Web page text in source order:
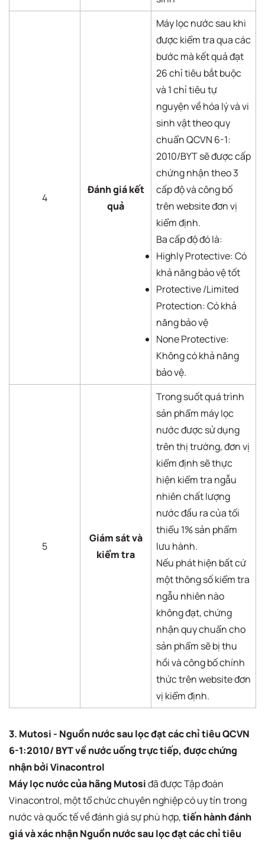
4
Đánh giá kết
quả
Máy lọc nước sau khi
được kiểm tra qua các
bước mà kết quả đạt
26 chỉ tiêu bắt buộc
và 1 chỉ tiêu tự
nguyện về hóa lý và vi
sinh vật theo quy
chuẩn QCVN 6-1:
2010/BYT sẽ được cấp
chứng nhận theo 3
cấp độ và công bố
trên website đơn vị
kiểm định.
Ba cấp độ đó là:
Highly Protective: Có
khả năng bảo vệ tốt
Protective /Limited
Protection: Có khả
năng bảo vệ
None Protective:
Không có khả năng
bảo vệ.
5
Giám sát và
kiểm tra
Trong suốt quá trình
sản phẩm máy lọc
nước được sử dụng
trên thị trường, đơn vị
kiểm định sẽ thực
hiện kiểm tra ngẫu
nhiên chất lượng
nước đầu ra của tối
thiểu 1% sản phẩm
lưu hành.
Nếu phát hiện bất cứ
một thông số kiểm tra
ngẫu nhiên nào
không đạt, chứng
nhận quy chuẩn cho
sản phẩm sẽ bị thu
hồi và công bố chính
thức trên website đơn
vị kiểm định.
3. Mutosi - Nguồn nước sau lọc đạt các chỉ tiêu QCVN
6-1:2010/ BYT về nước uống trực tiếp, được chứng
nhận bởi Vinacontrol
Máy lọc nước của hãng Mutosiđã được Tập đoàn
Vinacontrol, một tổ chức chuyên nghiệp có uy tín trong
nước và quốc tế về đánh giá sự phù hợp,tiến hành đánh
giá và xác nhận Nguồn nước sau lọc đạt các chỉ tiêu